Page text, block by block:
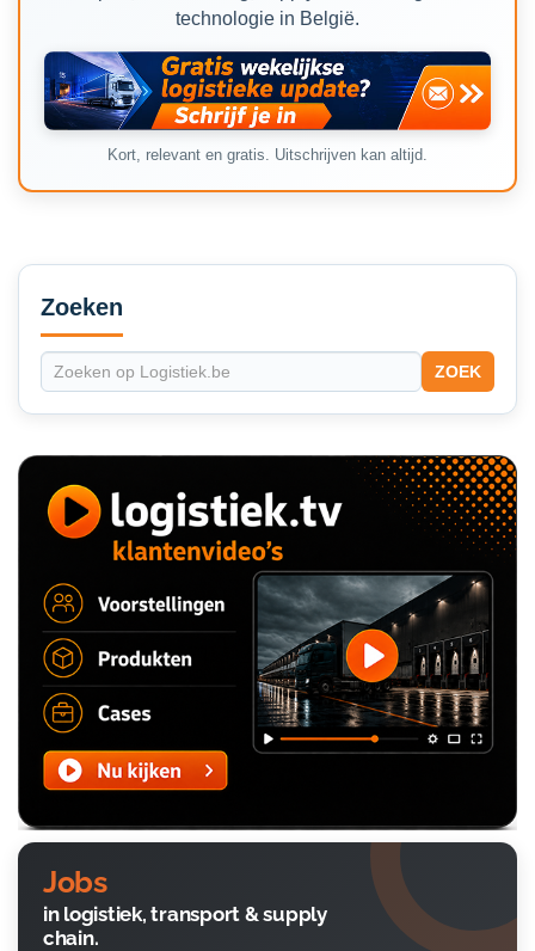
technologie in België.
Kort, relevant en gratis. Uitschrijven kan altijd.
Secondary
Sidebar
Zoeken
ZOEK
Jobs
in logistiek, transport & supply
chain.